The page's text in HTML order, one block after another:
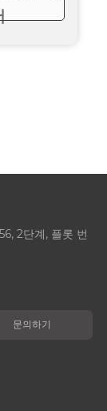
2단계, 플롯 번
문의하기